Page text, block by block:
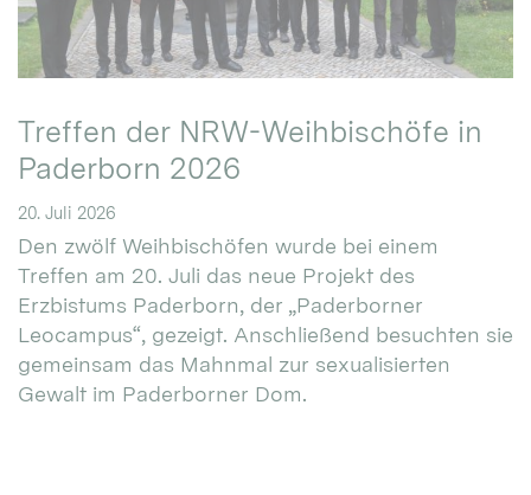
Treffen der NRW-Weihbischöfe in
Paderborn 2026
20. Juli 2026
Den zwölf Weihbischöfen wurde bei einem
Treffen am 20. Juli das neue Projekt des
Erzbistums Paderborn, der „Paderborner
Leocampus“, gezeigt. Anschließend besuchten sie
gemeinsam das Mahnmal zur sexualisierten
Gewalt im Paderborner Dom.